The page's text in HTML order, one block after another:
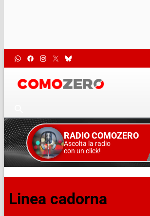
RADIO COMOZERO
Ascolta la radio
con un click!
Linea cadorna